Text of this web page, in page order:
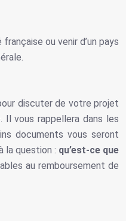
ou venir d’un pays
discuter de votre projet
Il vous rappellera dans les
documents vous seront
la question : qu’est-ce que
au remboursement de